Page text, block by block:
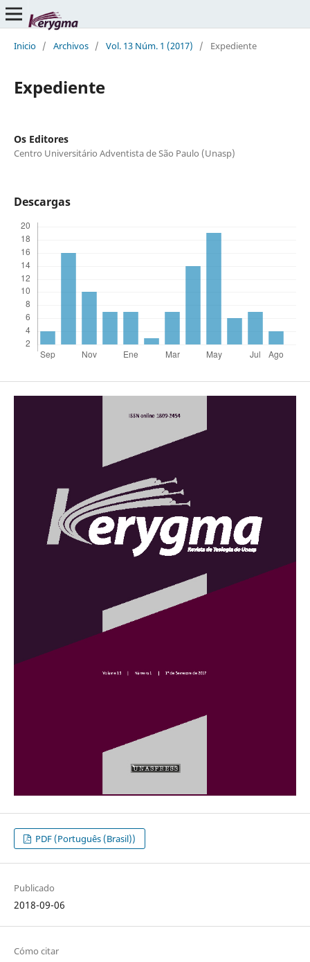
Inicio / Archivos / Vol. 13 Núm. 1 (2017) / Expediente
Expediente
Os Editores
Centro Universitário Adventista de São Paulo (Unasp)
Descargas
PDF (Português (Brasil))
Publicado
2018-09-06
Cómo citar